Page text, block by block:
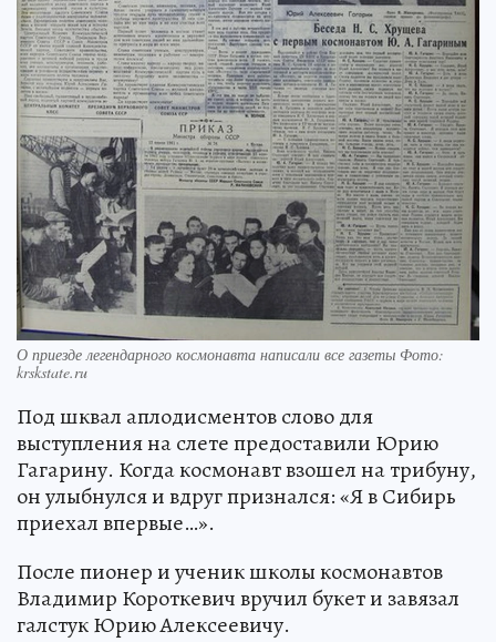
О приезде легендарного космонавта написали все газеты Фото:
krskstate.ru
Под шквал аплодисментов слово для
выступления на слете предоставили Юрию
Гагарину. Когда космонавт взошел на трибуну,
он улыбнулся и вдруг признался: «Я в Сибирь
приехал впервые…».
После пионер и ученик школы космонавтов
Владимир Короткевич вручил букет и завязал
галстук Юрию Алексеевичу.